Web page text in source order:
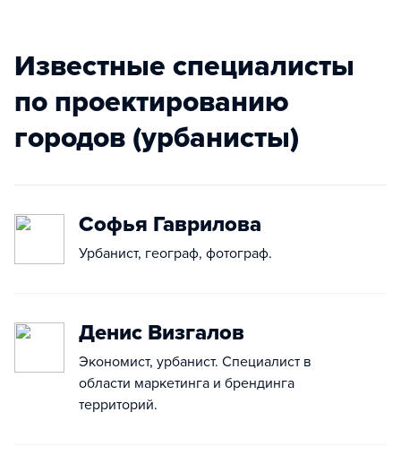
Известные специалисты
по проектированию
городов (урбанисты)
Софья Гаврилова
Урбанист, географ, фотограф.
Денис Визгалов
Экономист, урбанист. Специалист в
области маркетинга и брендинга
территорий.